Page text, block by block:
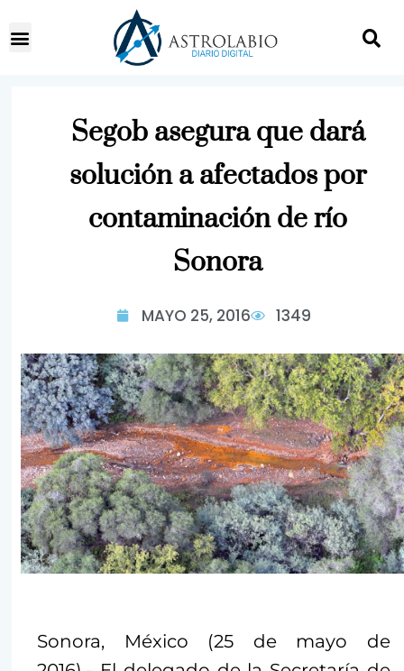
Segob asegura que dará
solución a afectados por
contaminación de río
Sonora
MAYO 25, 2016 1349
Sonora, México (25 de mayo de